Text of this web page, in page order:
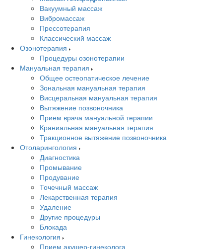
Вакуумный массаж
Вибромассаж
Прессотерапия
Классический массаж
Озонотерапия
Процедуры озонотерапии
Мануальная терапия
Общее остеопатическое лечение
Зональная мануальная терапия
Висцеральная мануальная терапия
Вытяжение позвоночника
Прием врача мануальной терапии
Краниальная мануальная терапия
Тракционное вытяжение позвоночника
Отоларингология
Диагностика
Промывание
Продувание
Точечный массаж
Лекарственная терапия
Удаление
Другие процедуры
Блокада
Гинекология
Прием акушер-гинеколога